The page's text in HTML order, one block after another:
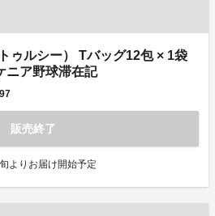
ゥルシー） Tバッグ12包 × 1袋
ニア野球滞在記
販売終了
よりお届け開始予定